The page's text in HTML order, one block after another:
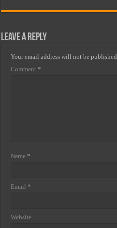
Leave a Reply
Your email address will not be published.
Comment *
Name *
Email *
Website